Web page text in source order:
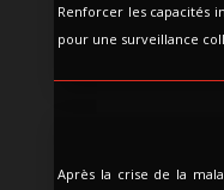
Renforcer les capacités
pour une surveillance
Après la crise de la